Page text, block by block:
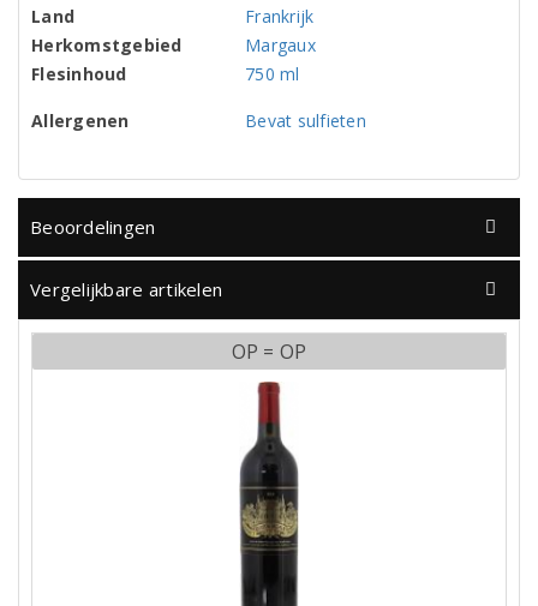
Land
Frankrijk
Herkomstgebied
Margaux
Flesinhoud
750 ml
Allergenen Bevat sulfieten
Beoordelingen
Vergelijkbare artikelen
OP = OP